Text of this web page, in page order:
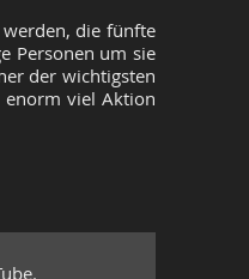
die fünfte
Personen um sie
der wichtigsten
enorm viel Aktion